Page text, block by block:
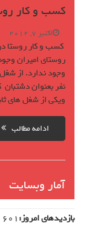
کسب و کار
اکتبر 7, 2012
کسب و کار روستا
روستای امیران
نفر بعنوان
ویکی از شغل های
ادامه مطالب
آمار وبسایت
بازدیدهای امروز:601